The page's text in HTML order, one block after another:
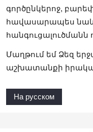
գործընկերոջ,
հավասարապես նաև
հանգուցալուծմանն
Մաղթում եմ Ձեզ
աշխատանքի
На русском